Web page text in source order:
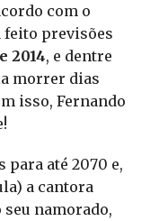
com o
feito previsões
2014, e dentre
morrer dias
isso, Fernando
para até 2070 e,
a cantora
namorado,